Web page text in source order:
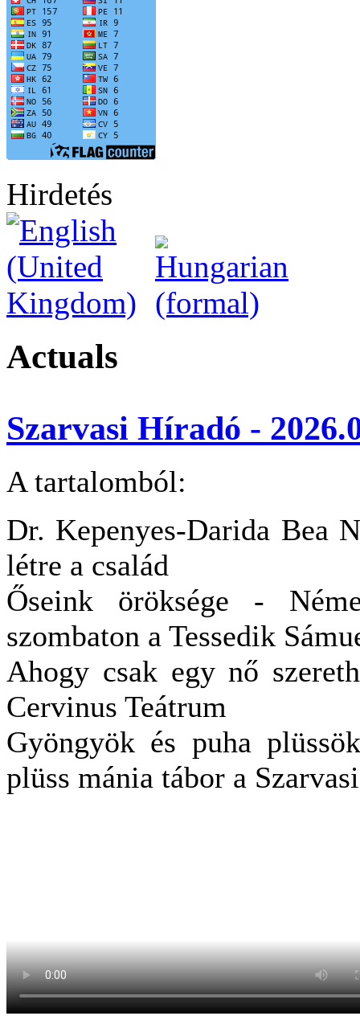
Hirdetés
Actuals
Szarvasi Híradó -
A tartalomból:
Dr. Kepenyes-Darida Bea
létre a család
Őseink öröksége -
szombaton a Tessedik
Ahogy csak egy nő
Cervinus Teátrum
Gyöngyök és puha
plüss mánia tábor a